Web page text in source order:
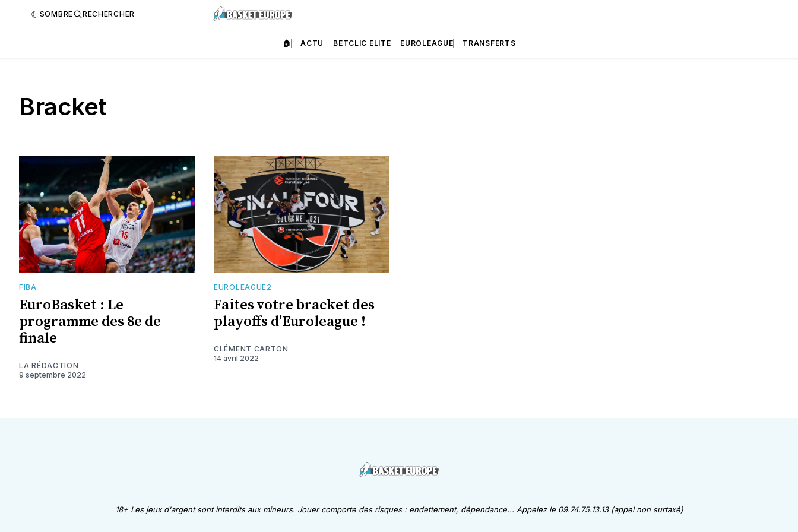
SOMBRE RECHERCHER
🏠 ACTU BETCLIC ELITE EUROLEAGUE TRANSFERTS
Bracket
FIBA
EuroBasket : Le
programme des 8e de
finale
LA RÉDACTION
9 septembre 2022
EUROLEAGUE2
Faites votre bracket des
playoffs d’Euroleague !
CLÉMENT CARTON
14 avril 2022
18+ Les jeux d'argent sont interdits aux mineurs. Jouer comporte des risques : endettement, dépendance... Appelez le 09.74.75.13.13 (appel non surtaxé)